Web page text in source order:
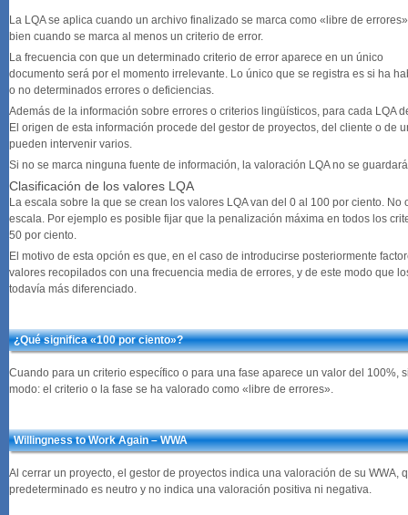
La LQA se aplica cuando un archivo finalizado se marca como «libre de
bien cuando se marca al menos un criterio de error.
La frecuencia con que un determinado criterio de error aparece en un único
documento será por el momento irrelevante. Lo único que se registra es si ha
o no determinados errores o deficiencias.
Además de la información sobre errores o criterios lingüísticos, para cada LQA
El origen de esta información procede del gestor de proyectos, del cliente o de
pueden intervenir varios.
Si no se marca ninguna fuente de información, la valoración LQA no se
Clasificación de los valores LQA
La escala sobre la que se crean los valores LQA van del 0 al 100 por ciento.
escala. Por ejemplo es posible fijar que la penalización máxima en todos los
50 por ciento.
El motivo de esta opción es que, en el caso de introducirse posteriormente
valores recopilados con una frecuencia media de errores, y de este modo que
todavía más diferenciado.
¿Qué significa «100 por ciento»?
Cuando para un criterio específico o para una fase aparece un valor del 100%,
modo: el criterio o la fase se ha valorado como «libre de errores».
Willingness to Work Again – WWA
Al cerrar un proyecto, el gestor de proyectos indica una valoración de su WWA,
predeterminado es neutro y no indica una valoración positiva ni negativa.